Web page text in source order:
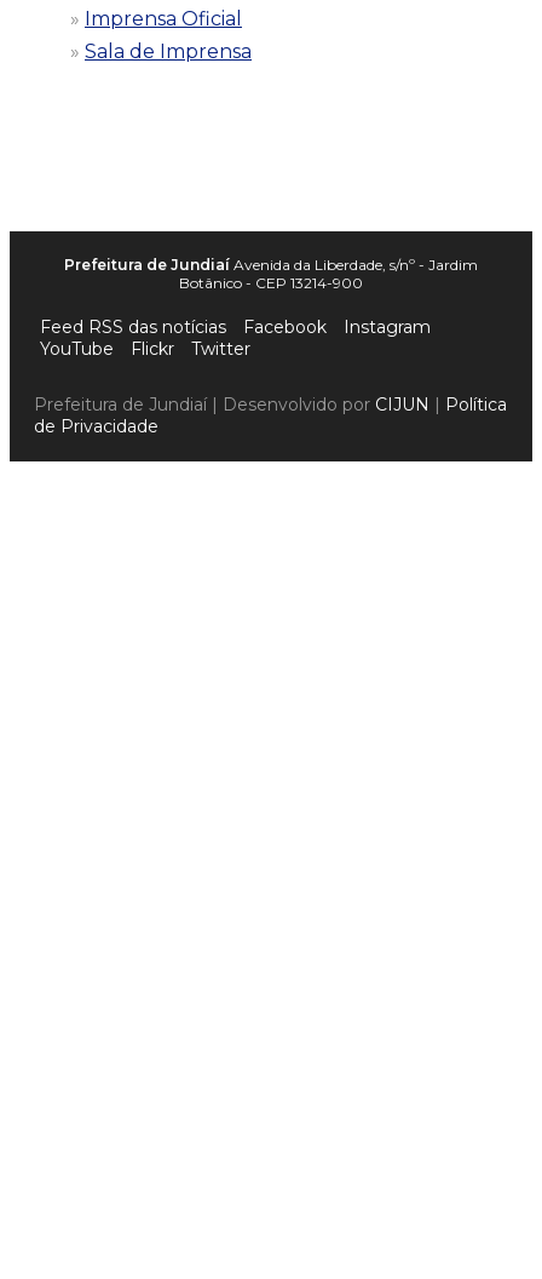
Imprensa Oficial
Sala de Imprensa
Prefeitura de Jundiaí Avenida da Liberdade, s/nº - Jardim
Botânico - CEP 13214-900
Feed RSS das notícias Facebook
Instagram
YouTube
Flickr Twitter
Prefeitura de Jundiaí | Desenvolvido por CIJUN | Política
de Privacidade